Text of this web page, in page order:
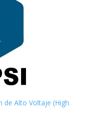
de Alto Voltaje (High